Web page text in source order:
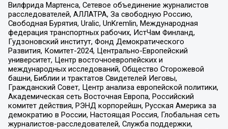
Вилфрида Мартенса, Сетевое объединение журналистов
расследователей, АЛЛАТРА, За свободную Россию,
Свободная Бурятия, Uralic, UnKremlin, Международная
федерация транспортных рабочих, ИстЧам Финланд,
Гудзоновский институт, Фонд Демократического
Развития, Комитет-2024, Центрально-Европейский
университет, Центр восточноевропейских и
международных исследований, Общество Сторожевой
башни, Библии и трактатов Свидетелей Иеговы,
Гражданский Совет, Центр анализа европейской политики,
Академическая сеть Восточная Европа, Российский
комитет действия, РЭНД корпорейшн, Русская Америка за
демократию в России, Настоящая Россия, Глобальная сеть
журналистов-расследователей, Служба поддержки,